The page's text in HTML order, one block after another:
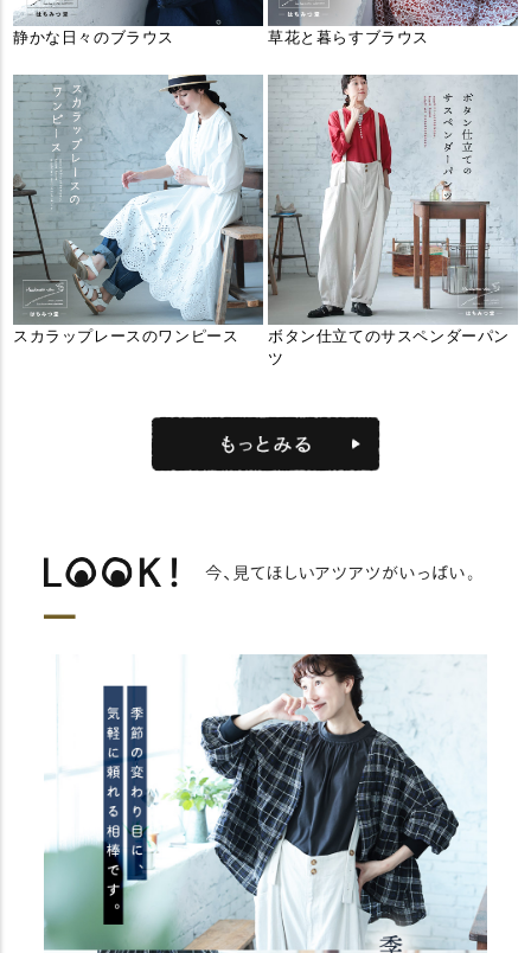
静かな日々のブラウス 草花と暮らすブラウス
スカラップレースのワンピース
ボタン仕立てのサスペンダーパン
ツ